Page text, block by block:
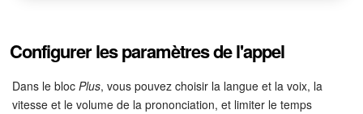
Configurer les paramètres de l'appel
Dans le bloc Plus, vous pouvez choisir la langue et la voix, la
vitesse et le volume de la prononciation, et limiter le temps